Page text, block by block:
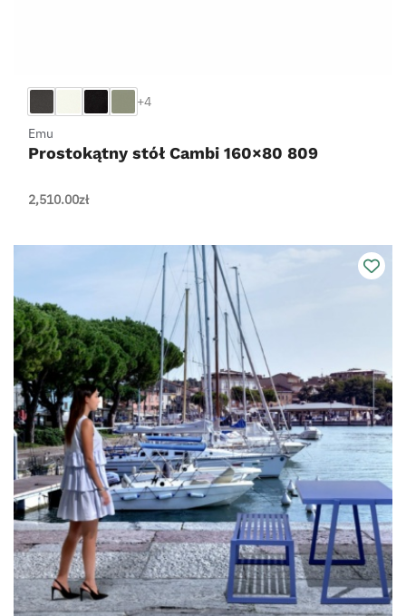
+4
Emu
Prostokątny stół Cambi 160×80 809
2,510.00zł